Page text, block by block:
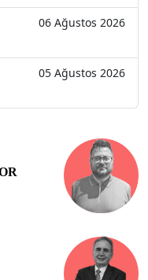
06 Ağustos 2026
05 Ağustos 2026